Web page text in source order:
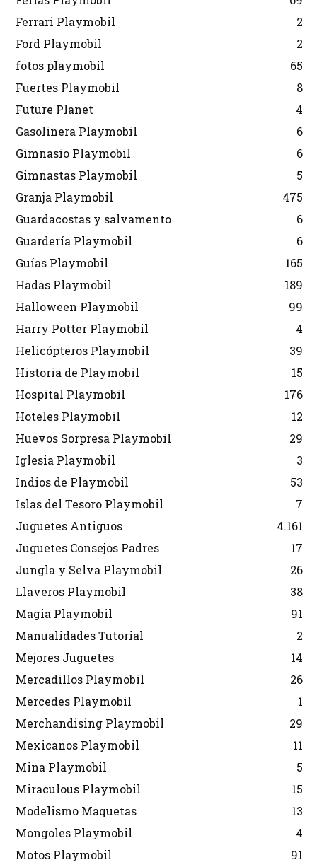
Ferrari Playmobil
2
Ford Playmobil
2
fotos playmobil
65
Fuertes Playmobil
8
Future Planet
4
Gasolinera Playmobil
6
Gimnasio Playmobil
6
Gimnastas Playmobil
5
Granja Playmobil
475
Guardacostas y salvamento
6
Guardería Playmobil
6
Guías Playmobil
165
Hadas Playmobil
189
Halloween Playmobil
99
Harry Potter Playmobil
4
Helicópteros Playmobil
39
Historia de Playmobil
15
Hospital Playmobil
176
Hoteles Playmobil
12
Huevos Sorpresa Playmobil
29
Iglesia Playmobil
3
Indios de Playmobil
53
Islas del Tesoro Playmobil
7
Juguetes Antiguos
4.161
Juguetes Consejos Padres
17
Jungla y Selva Playmobil
26
Llaveros Playmobil
38
Magia Playmobil
91
Manualidades Tutorial
2
Mejores Juguetes
14
Mercadillos Playmobil
26
Mercedes Playmobil
1
Merchandising Playmobil
29
Mexicanos Playmobil
11
Mina Playmobil
5
Miraculous Playmobil
15
Modelismo Maquetas
13
Mongoles Playmobil
4
Motos Playmobil
91